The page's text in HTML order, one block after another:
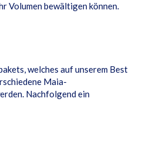
Volumen bewältigen können.
welches auf unserem Best
Maia-
Nachfolgend ein